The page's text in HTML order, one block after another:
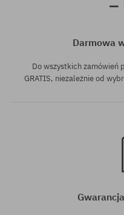
Darmowa
Do wszystkich zamówień
GRATIS, niezależnie od